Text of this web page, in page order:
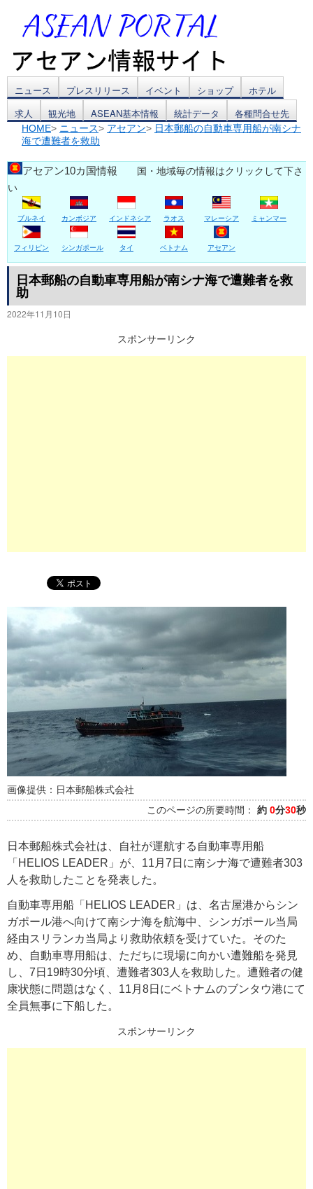
コ
ン
テ
ン
ツ
へ
ス
キ
ッ
ニュース プレスリリース イベント ショップ
ホテル
求人
観光地 ASEAN基本情報 統計データ 各種問合せ先
HOME> ニュース> アセアン> 日本郵船の自動車専用船が南シナ
海で遭難者を救助
アセアン10カ国情報 国・地域毎の情報はクリックして下さ
い
ブルネイ カンボジア インドネシア ラオス マレーシア ミャンマー
フィリピン シンガポール タイ ベトナム アセアン
日本郵船の自動車専用船が南シナ海で遭難者を救
助
2022年11月10日
スポンサーリンク
画像提供：日本郵船株式会社
このページの所要時間： 約 0分30秒
日本郵船株式会社は、自社が運航する自動車専用船
「HELIOS LEADER」が、11月7日に南シナ海で遭難者303
人を救助したことを発表した。
自動車専用船「HELIOS LEADER」は、名古屋港からシン
ガポール港へ向けて南シナ海を航海中、シンガポール当局
経由スリランカ当局より救助依頼を受けていた。そのた
め、自動車専用船は、ただちに現場に向かい遭難船を発見
し、7日19時30分頃、遭難者303人を救助した。遭難者の健
康状態に問題はなく、11月8日にベトナムのブンタウ港にて
全員無事に下船した。
スポンサーリンク